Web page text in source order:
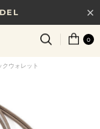
上で送料無料
ギフトガイド
0
クウォレット